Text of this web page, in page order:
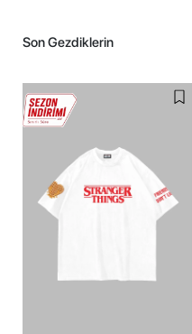
Son Gezdiklerin